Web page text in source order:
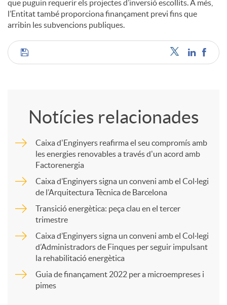
que puguin requerir els projectes d’inversió escollits. A més,
l’Entitat també proporciona finançament previ fins que
arribin les subvencions publiques.
C
m
r
Notícies relacionades
Caixa d'Enginyers reafirma el seu compromís amb
les energies renovables a través d'un acord amb
Factorenergia
Caixa d’Enginyers signa un conveni amb el Col·legi
de l’Arquitectura Tècnica de Barcelona
Transició energètica: peça clau en el tercer
trimestre
Caixa d’Enginyers signa un conveni amb el Col·legi
d’Administradors de Finques per seguir impulsant
la rehabilitació energètica
Guia de finançament 2022 per a microempreses i
pimes